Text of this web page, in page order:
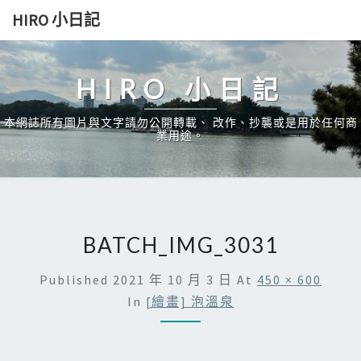
Skip
content
HIRO 小日記
HIRO 小日記
本網誌所有圖片與文字請勿公開轉載、 改作、抄襲或是用於任何商
業用途。
BATCH_IMG_3031
Published 2021 年 10 月 3 日 At 450 × 600
In [繪畫] 泡溫泉